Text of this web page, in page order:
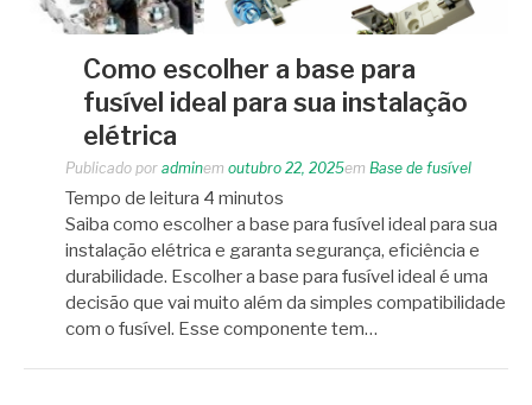
Como escolher a base para
fusível ideal para sua instalação
elétrica
Publicado por adminem outubro 22, 2025em Base de fusível
Tempo de leitura 4 minutos
Saiba como escolher a base para fusível ideal para sua
instalação elétrica e garanta segurança, eficiência e
durabilidade. Escolher a base para fusível ideal é uma
decisão que vai muito além da simples compatibilidade
com o fusível. Esse componente tem…